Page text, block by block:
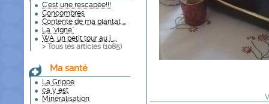
C'est une rescapée!!!
Concombres
Contente de ma plantat ...
La "vigne"
WA, un petit tour au j ...
> Tous les articles (1085)
Ma santé
La Grippe
ça y est
Minéralisation